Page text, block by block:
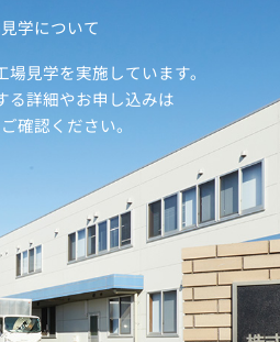
学について
見学を実施しています。
る詳細やお申し込みは
確認ください。